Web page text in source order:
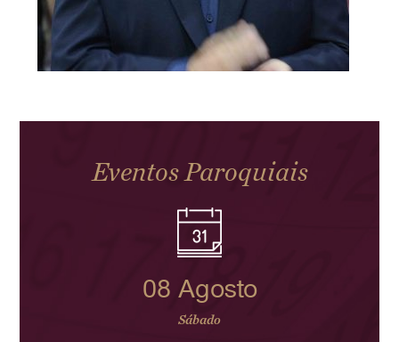
Eventos Paroquiais
08 Agosto
Sábado